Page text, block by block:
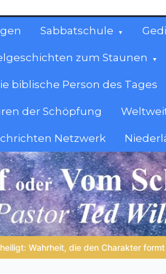
Sabbatschule
zum Staunen
biblische Person des Tages
der Schöpfung
Netzwerk
NOCH WACH? | 06.08.2026 |